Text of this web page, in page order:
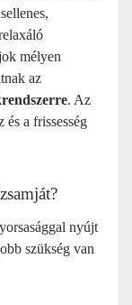
mélyen
az
. Az
a frissesség
nyújt
szükség van